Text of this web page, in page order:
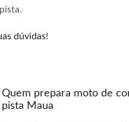
dúvidas!
Quem prepara moto de
pista Maua